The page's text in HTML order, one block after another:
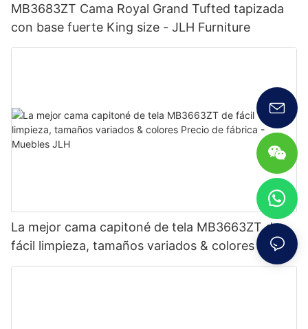
MB3683ZT Cama Royal Grand Tufted tapizada
con base fuerte King size - JLH Furniture
La mejor cama capitoné de tela MB3663ZT de
fácil limpieza, tamaños variados & colores Precio
de fábrica - Muebles JLH